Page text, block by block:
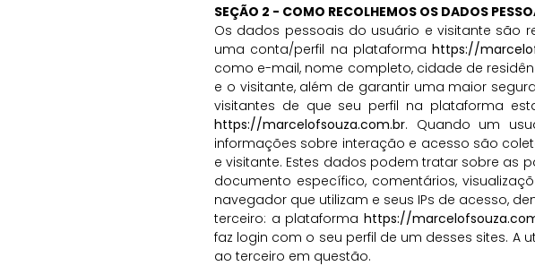
SEÇÃO 2 - COMO RECOLHEMOS OS DADOS
Os dados pessoais do usuário e visitante são
uma conta/perfil na plataforma https://
como e-mail, nome completo, cidade de
e o visitante, além de garantir uma maior
visitantes de que seu perfil na plataforma
https://marcelofsouza.com.br. Quando um
informações sobre interação e acesso são
e visitante. Estes dados podem tratar sobre as
documento específico, comentários,
navegador que utilizam e seus IPs de acesso,
terceiro: a plataforma https://
faz login com o seu perfil de um desses sites.
ao terceiro em questão.